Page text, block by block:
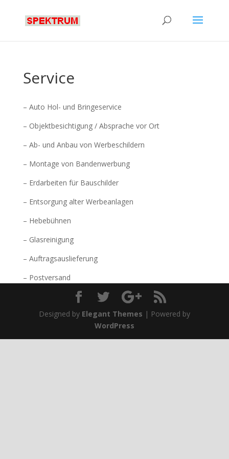
Service
– Auto Hol- und Bringeservice
– Objektbesichtigung / Absprache vor Ort
– Ab- und Anbau von Werbeschildern
– Montage von Bandenwerbung
– Erdarbeiten für Bauschilder
– Entsorgung alter Werbeanlagen
– Hebebühnen
– Glasreinigung
– Auftragsauslieferung
– Postversand
Designed by Elegant Themes | Powered by
WordPress